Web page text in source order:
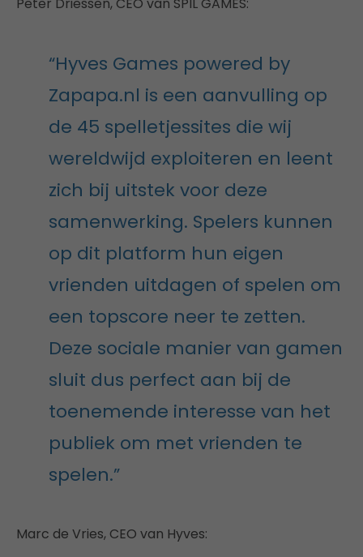
“Hyves Games powered by
Zapapa.nl is een aanvulling op
de 45 spelletjessites die wij
wereldwijd exploiteren en leent
zich bij uitstek voor deze
samenwerking. Spelers kunnen
op dit platform hun eigen
vrienden uitdagen of spelen om
een topscore neer te zetten.
Deze sociale manier van gamen
sluit dus perfect aan bij de
toenemende interesse van het
publiek om met vrienden te
spelen.”
Marc de Vries, CEO van Hyves: